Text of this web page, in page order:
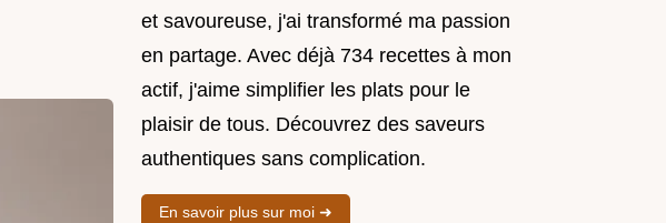
et savoureuse, j'ai transformé ma passion
en partage. Avec déjà 734 recettes à mon
actif, j'aime simplifier les plats pour le
plaisir de tous. Découvrez des saveurs
authentiques sans complication.
En savoir plus sur moi ➜